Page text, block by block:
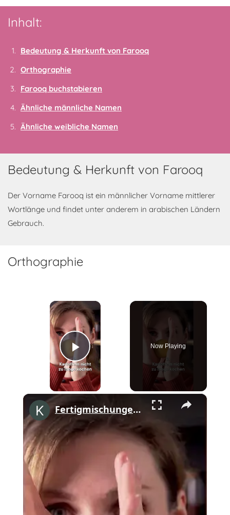
Inhalt:
Bedeutung & Herkunft von Farooq
Orthographie
Farooq buchstabieren
Ähnliche männliche Namen
Ähnliche weibliche Namen
Bedeutung & Herkunft von Farooq
Der Vorname Farooq ist ein männlicher Vorname mittlerer
Wortlänge und findet unter anderem in arabischen Ländern
Gebrauch.
Orthographie
×
Play Video
Now Playing
×
Fertigmischungen adé. Rezept auf kitchenstories.de #siemenshome #shorts